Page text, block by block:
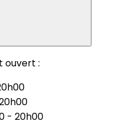
ouvert :
- 20h00